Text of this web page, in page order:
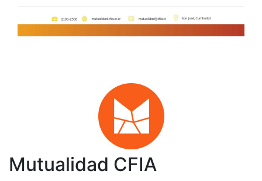
Mutualidad CFIA